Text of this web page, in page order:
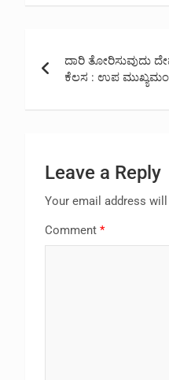
navigation
ದಾರಿ ತೋರಿಸುವುದು
ಕೆಲಸ : ಉಪ
Leave a Reply
Your email address
Comment *